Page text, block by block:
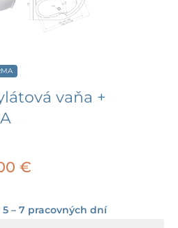
vaňa +
€
299,00 €
– 7 pracovných dní